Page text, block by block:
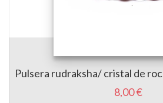
Pulsera rudraksha/ cristal de
8,00 €